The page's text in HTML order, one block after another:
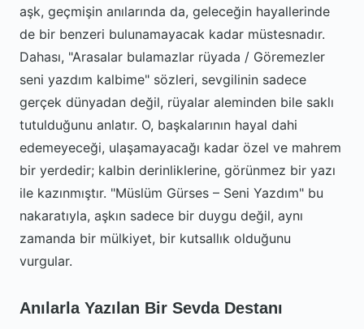
aşk, geçmişin anılarında da, geleceğin hayallerinde
de bir benzeri bulunamayacak kadar müstesnadır.
Dahası, "Arasalar bulamazlar rüyada / Göremezler
seni yazdım kalbime" sözleri, sevgilinin sadece
gerçek dünyadan değil, rüyalar aleminden bile saklı
tutulduğunu anlatır. O, başkalarının hayal dahi
edemeyeceği, ulaşamayacağı kadar özel ve mahrem
bir yerdedir; kalbin derinliklerine, görünmez bir yazı
ile kazınmıştır. "Müslüm Gürses – Seni Yazdım" bu
nakaratıyla, aşkın sadece bir duygu değil, aynı
zamanda bir mülkiyet, bir kutsallık olduğunu
vurgular.
Anılarla Yazılan Bir Sevda Destanı